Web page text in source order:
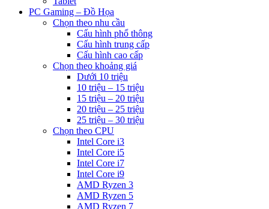
PC Gaming – Đồ Họa
Chọn theo nhu cầu
Cấu hình phổ thông
Cấu hình trung cấp
Cấu hình cao cấp
Chọn theo khoảng giá
Dưới 10 triệu
10 triệu – 15 triệu
15 triệu – 20 triệu
20 triệu – 25 triệu
25 triệu – 30 triệu
Chọn theo CPU
Intel Core i3
Intel Core i5
Intel Core i7
Intel Core i9
AMD Ryzen 3
AMD Ryzen 5
AMD Ryzen 7